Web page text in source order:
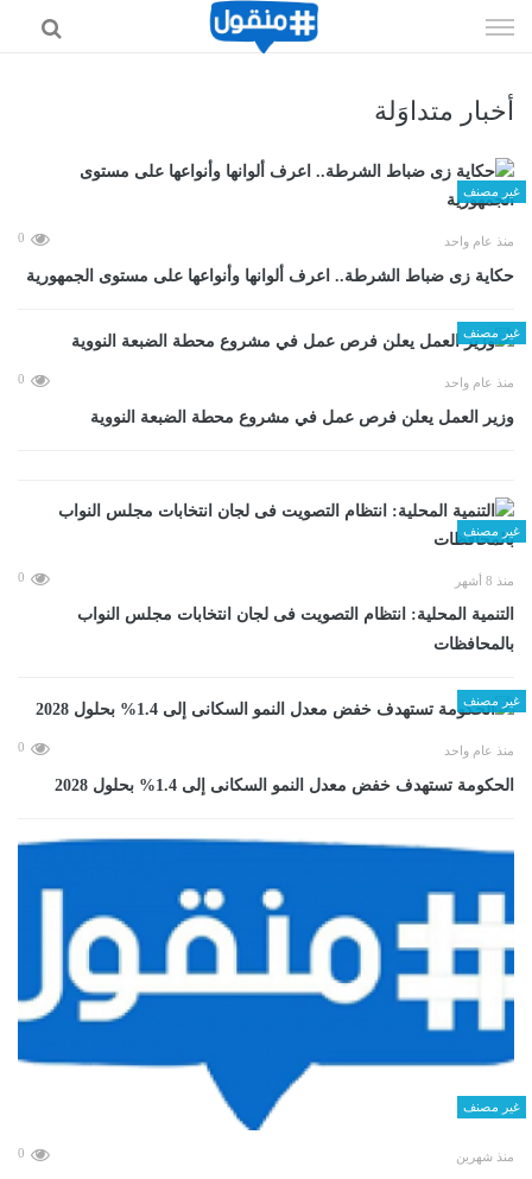
الى
أخبار متداوَلة
غير مصنف
منذ عام واحد 0
حكاية زى ضباط الشرطة.. اعرف ألوانها وأنواعها على مستوى الجمهورية
غير مصنف
منذ عام واحد 0
وزير العمل يعلن فرص عمل في مشروع محطة الضبعة النووية
غير مصنف
منذ 8 أشهر 0
التنمية المحلية: انتظام التصويت فى لجان انتخابات مجلس النواب
بالمحافظات
غير مصنف
منذ عام واحد 0
الحكومة تستهدف خفض معدل النمو السكانى إلى 1.4% بحلول 2028
غير مصنف
منذ شهرين 0